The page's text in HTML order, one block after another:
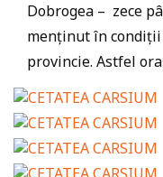
Dobrogea – zece
menținut în
provincie. Astfel